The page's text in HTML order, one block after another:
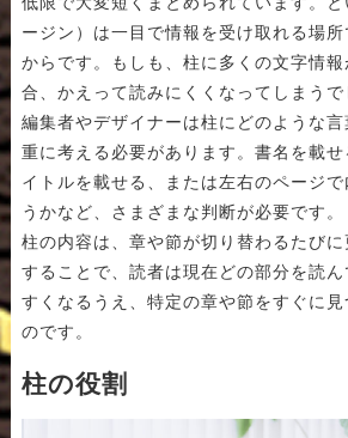
ージン）は一目で情報を受け取れる場
からです。もしも、柱に多くの文字情
合、かえって読みにくくなってしまうで
編集者やデザイナーは柱にどのような
重に考える必要があります。書名を載
イトルを載せる、または左右のページ
うかなど、さまざまな判断が必要です。
柱の内容は、章や節が切り替わるたびに
することで、読者は現在どの部分を読
すくなるうえ、特定の章や節をすぐに
のです。
柱の役割